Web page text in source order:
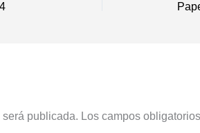
publicada. Los campos